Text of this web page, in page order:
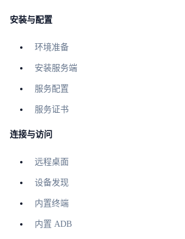
安装与配置
环境准备
安装服务端
服务配置
服务证书
连接与访问
远程桌面
设备发现
内置终端
内置 ADB